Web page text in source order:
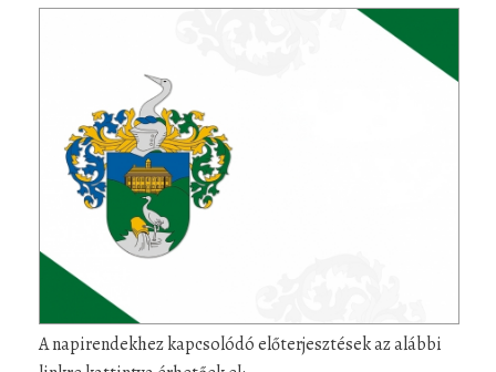
A napirendekhez kapcsolódó előterjesztések az alábbi